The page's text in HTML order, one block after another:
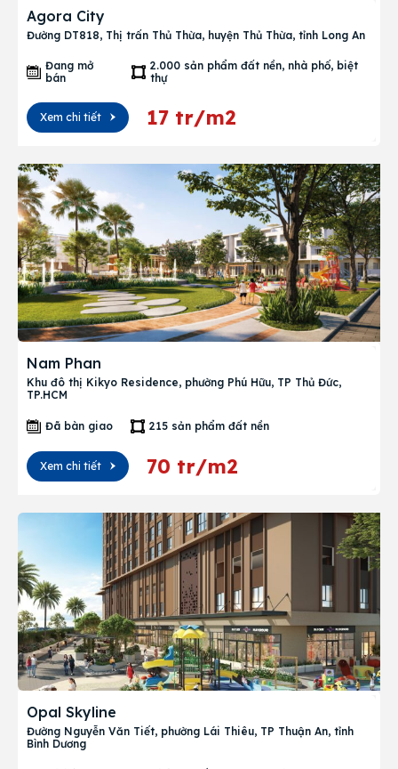
Agora City
Đường DT818, Thị trấn Thủ Thừa, huyện Thủ Thừa, tỉnh Long An
Đang mở
bán
2.000 sản phẩm đất nền, nhà phố, biệt
thự
Xem chi tiết 17 tr/m2
Nam Phan
Khu đô thị Kikyo Residence, phường Phú Hữu, TP Thủ Đức,
TP.HCM
Đã bàn giao 215 sản phẩm đất nền
Xem chi tiết 70 tr/m2
Opal Skyline
Đường Nguyễn Văn Tiết, phường Lái Thiêu, TP Thuận An, tỉnh
Bình Dương